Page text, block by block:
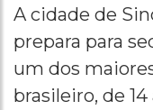
A cidade de
prepara para
um dos
brasileiro, de